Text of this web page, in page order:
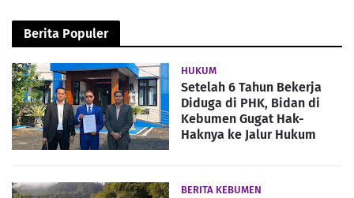
Berita Populer
HUKUM
Setelah 6 Tahun Bekerja
Diduga di PHK, Bidan di
Kebumen Gugat Hak-
Haknya ke Jalur Hukum
BERITA KEBUMEN